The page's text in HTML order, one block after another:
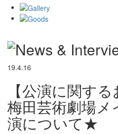
19.4.16
【公演に関す
梅田芸術劇場
演について★